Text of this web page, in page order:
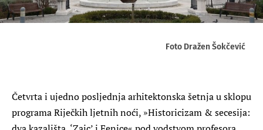
Foto Dražen Šokčević
Četvrta i ujedno posljednja arhitektonska šetnja u sklopu
programa Riječkih ljetnih noći, »Historicizam & secesija: